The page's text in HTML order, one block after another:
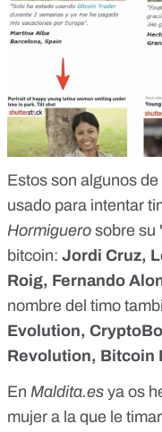
Estos son algunos
usado para intentar
Hormiguero sobre su
bitcoin: Jordi Cruz,
Roig, Fernando
nombre del timo
Evolution,
Revolution, Bitcoin
En Maldita.es ya os
mujer a la que le